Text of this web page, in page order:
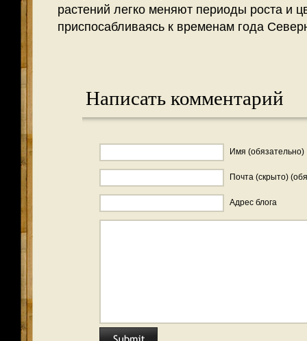
растений легко меняют периоды роста и
приспосабливаясь к временам года
Написать комментарий
Имя (обязательно)
Почта (скрыто)
Адрес блога